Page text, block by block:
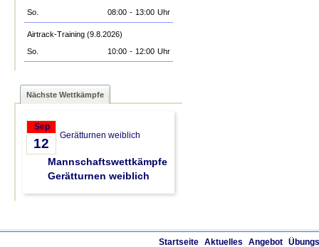
So.
08:00 - 13:00 Uhr
Airtrack-Training (9.8.2026)
So.
10:00 - 12:00 Uhr
Nächste Wettkämpfe
Sep
12
Gerätturnen weiblich
Mannschaftswettkämpfe
Gerätturnen weiblich
Startseite Aktuelles Angebot